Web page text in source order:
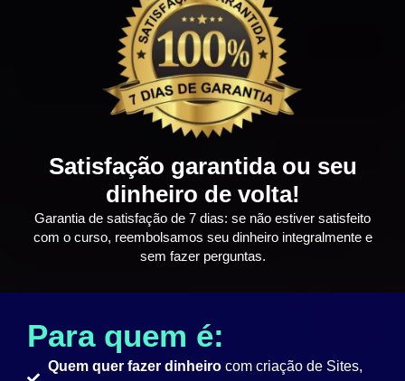
Satisfação garantida ou seu
dinheiro de volta!
Garantia de satisfação de 7 dias: se não estiver satisfeito
com o curso, reembolsamos seu dinheiro integralmente e
sem fazer perguntas.
Para quem é:
Quem quer fazer dinheiro com criação de Sites,